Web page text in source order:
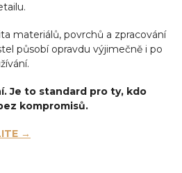
materiálů, povrchů a zpracování
působí opravdu výjimečně i po
Je to standard pro ty, kdo
kompromisů.
→